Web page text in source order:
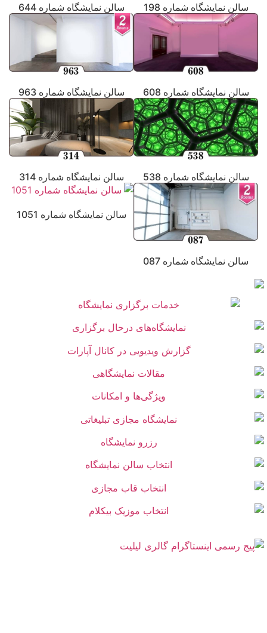
سالن نمایشگاه شماره 198 سالن نمایشگاه شماره 644
سالن نمایشگاه شماره 608 سالن نمایشگاه شماره 963
سالن نمایشگاه شماره 538 سالن نمایشگاه شماره 314
سالن نمایشگاه شماره 087
سالن نمایشگاه شماره 1051